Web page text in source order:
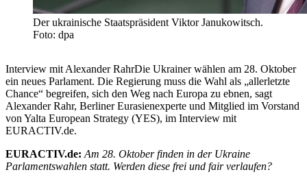
Der ukrainische Staatspräsident Viktor Janukowitsch.
Foto: dpa
Interview mit Alexander RahrDie Ukrainer wählen am 28. Oktober
ein neues Parlament. Die Regierung muss die Wahl als „allerletzte
Chance“ begreifen, sich den Weg nach Europa zu ebnen, sagt
Alexander Rahr, Berliner Eurasienexperte und Mitglied im Vorstand
von Yalta European Strategy (YES), im Interview mit
EURACTIV.de.
EURACTIV.de: Am 28. Oktober finden in der Ukraine
Parlamentswahlen statt. Werden diese frei und fair verlaufen?